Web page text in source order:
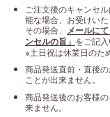
ご注文後のキャンセ
能な場合、お受けいた
その場合、
メールに
ンセルの旨」 をご記
※土日祝は休業日のた
商品発送直前・直後
ことが出来ません。
商品発送後のお客様
来ません。